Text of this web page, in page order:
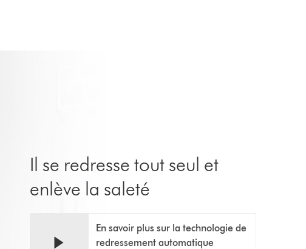
Il se redresse tout seul et
enlève la saleté
En savoir plus sur la technologie de
redressement automatique